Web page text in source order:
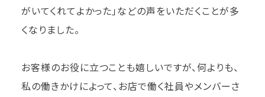
がいてくれてよかった」などの声をいただくことが多
くなりました。
お客様のお役に立つことも嬉しいですが、何よりも、
私の働きかけによって、お店で働く社員やメンバーさ